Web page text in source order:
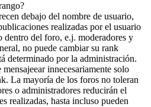
debajo del nombre de usuario,
realizadas por el usuario
dentro del foro, e.j. moderadores y
no puede cambiar su rank
determinado por la administración.
innecesariamente solo
La mayoría de los foros no toleran
o administradores reducirán el
realizadas, hasta incluso pueden